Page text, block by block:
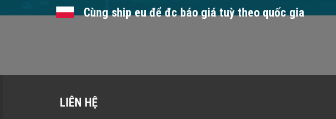
Cùng ship eu để đc báo giá tuỳ theo quốc gia
LIÊN HỆ